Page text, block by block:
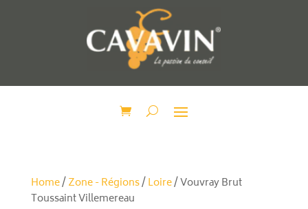
Home/Zone - Régions/Loire/ Vouvray Brut
Toussaint Villemereau